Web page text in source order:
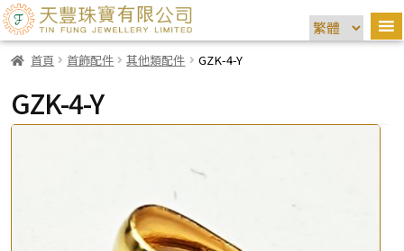
首頁 首飾配件 其他類配件 GZK-4-Y
GZK-4-Y